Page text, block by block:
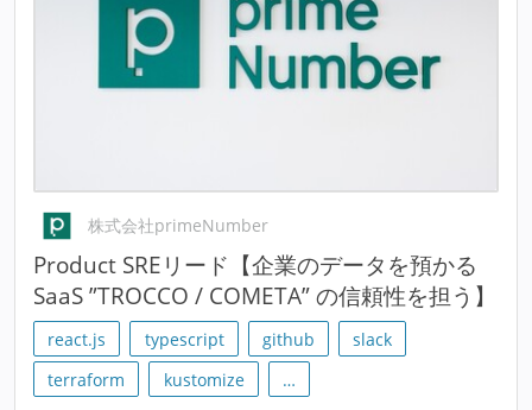
株式会社primeNumber
Product SREリード【企業のデータを預かる
SaaS ”TROCCO / COMETA” の信頼性を担う】
react.js typescript github
slack
terraform
kustomize …